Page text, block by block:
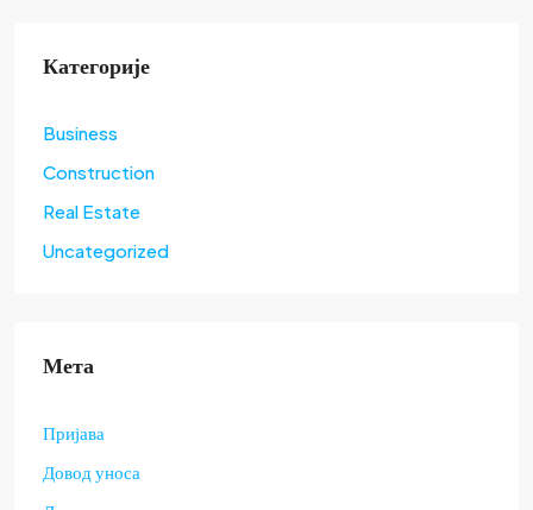
Категорије
Business
Construction
Real Estate
Uncategorized
Мета
Пријава
Довод уноса